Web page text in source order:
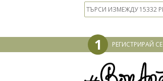
1 РЕГИСТРИРАЙ СЕ